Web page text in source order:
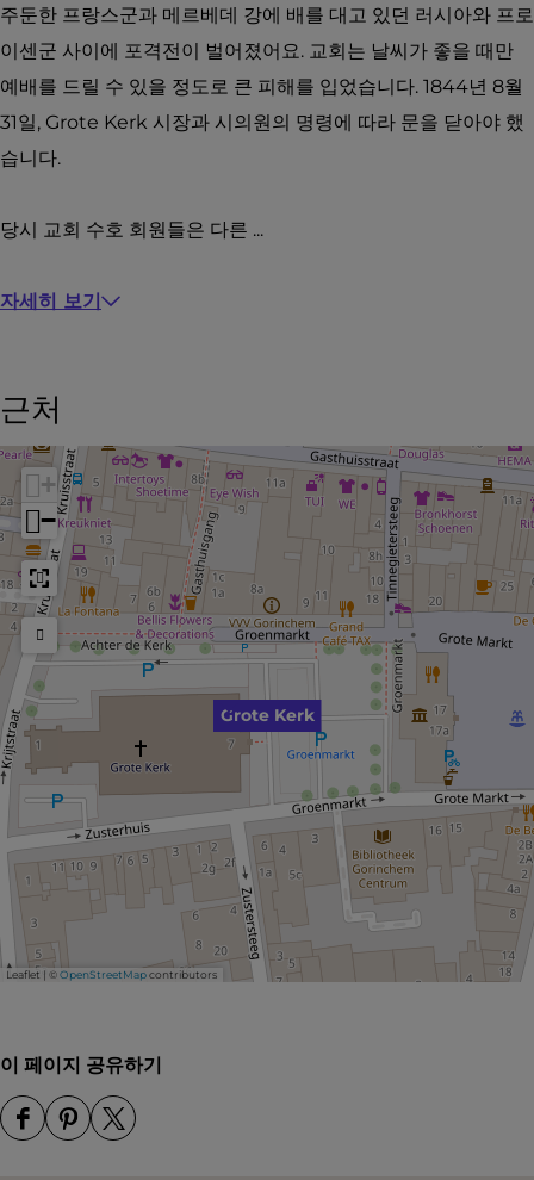
k
바
로
가
r
k
바
로
e
r
k
K
e
r
k
주둔한 프랑스군과 메르베데 강에 배를 대고 있던 러시아와 프로
이센군 사이에 포격전이 벌어졌어요. 교회는 날씨가 좋을 때만
예배를 드릴 수 있을 정도로 큰 피해를 입었습니다. 1844년 8월
31일, Grote Kerk 시장과 시의원의 명령에 따라 문을 닫아야 했
습니다.
당시 교회 수호 회원들은 다른 ...
자세히 보기
근처
Grote Kerk
+
−
Leaflet | ©OpenStreetMapcontributors
이 페이지 공유하기
페
이
이